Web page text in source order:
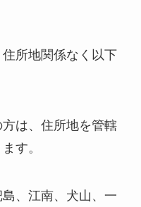
所地関係なく以下
は、住所地を管轄
す。
、江南、犬山、一